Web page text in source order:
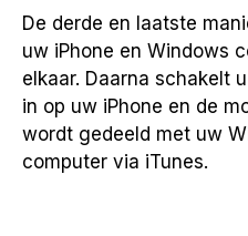
De derde en laatste
uw iPhone en Windows
elkaar. Daarna schakelt
in op uw iPhone en de
wordt gedeeld met uw
computer via iTunes.